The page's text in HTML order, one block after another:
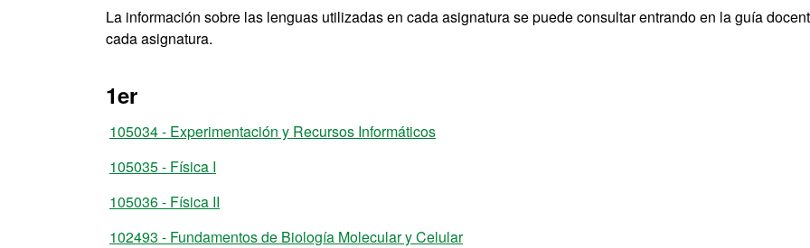
La información sobre las lenguas utilizadas en cada asignatura se puede consultar entrando en la guía
cada asignatura.
1er
105034 - Experimentación y Recursos Informáticos
105035 - Física I
105036 - Física II
102493 - Fundamentos de Biología Molecular y Celular